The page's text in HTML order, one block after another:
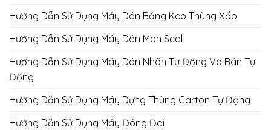
Hướng Dẫn Sử Dụng Máy Dán Băng Keo Thùng Xốp
Hướng Dẫn Sử Dụng Máy Dán Màn Seal
Hướng Dẫn Sử Dụng Máy Dán Nhãn Tự Động Và Bán Tự
Động
Hướng Dẫn Sử Dụng Máy Dựng Thùng Carton Tự Động
Hướng Dẫn Sử Dụng Máy Đóng Đai